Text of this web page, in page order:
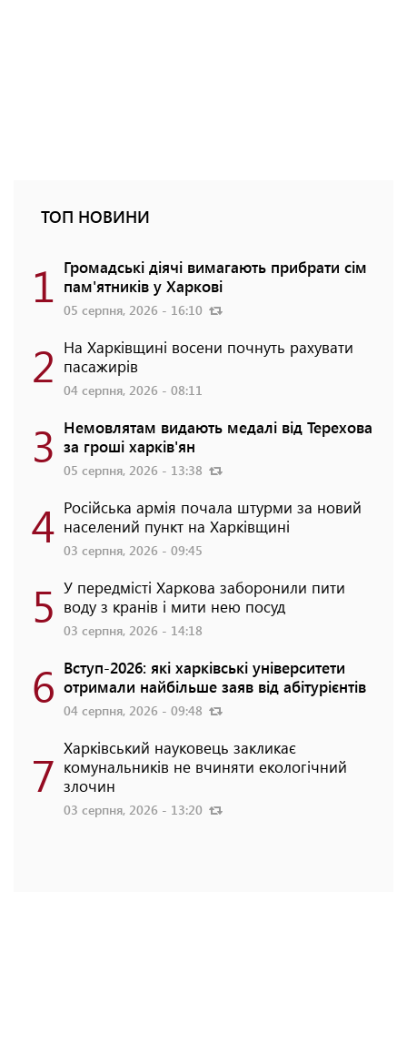
ТОП НОВИНИ
1 Громадські діячі вимагають прибрати сім
пам'ятників у Харкові
05 серпня, 2026 - 16:10
2 На Харківщині восени почнуть рахувати
пасажирів
04 серпня, 2026 - 08:11
3 Немовлятам видають медалі від Терехова
за гроші харків'ян
05 серпня, 2026 - 13:38
4 Російська армія почала штурми за новий
населений пункт на Харківщині
03 серпня, 2026 - 09:45
5 У передмісті Харкова заборонили пити
воду з кранів і мити нею посуд
03 серпня, 2026 - 14:18
6 Вступ-2026: які харківські університети
отримали найбільше заяв від абітурієнтів
04 серпня, 2026 - 09:48
7 Харківський науковець закликає
комунальників не вчиняти екологічний
злочин
03 серпня, 2026 - 13:20